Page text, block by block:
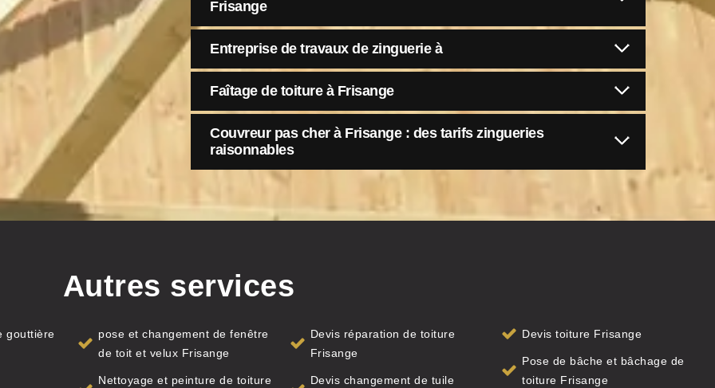
Frisange
Entreprise de travaux de zinguerie à
Faîtage de toiture à Frisange
Couvreur pas cher à Frisange : des tarifs zingueries
raisonnables
Autres services
gouttière
pose et changement de fenêtre
de toit et velux Frisange
Nettoyage et peinture de toiture
Devis réparation de toiture
Frisange
Devis changement de tuile
Devis toiture Frisange
Pose de bâche et bâchage de
toiture Frisange